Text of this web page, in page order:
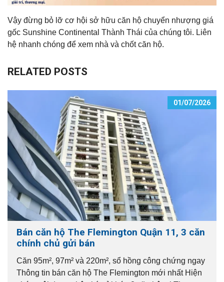
Vậy đừng bỏ lỡ cơ hội sở hữu căn hộ chuyển nhượng giá
gốc Sunshine Continental Thành Thái của chúng tôi. Liên
hệ nhanh chóng để xem nhà và chốt căn hộ.
RELATED POSTS
01/07/2026
Bán căn hộ The Flemington Quận 11, 3 căn
chính chủ gửi bán
Căn 95m², 97m² và 220m², sổ hồng công chứng ngay
Thông tin bán căn hộ The Flemington mới nhất Hiện